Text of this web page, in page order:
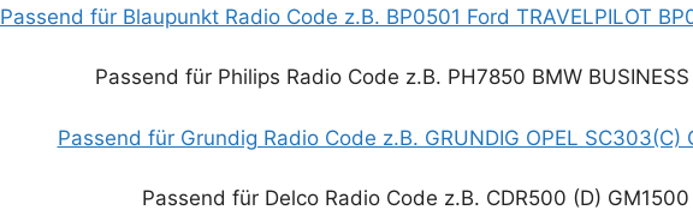
Passend für Blaupunkt Radio Code z.B. BP0501 Ford TRAVELPILOT
Passend für Philips Radio Code z.B. PH7850 BMW BUSINESS
Passend für Grundig Radio Code z.B. GRUNDIG OPEL SC303(C)
Passend für Delco Radio Code z.B. CDR500 (D) GM1500